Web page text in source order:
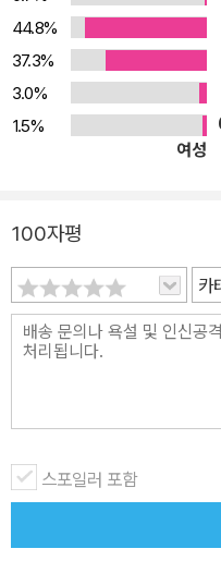
나아갔지만 결국 길을 잃고
쟁이라고만 여겼던 동생의 도
길을 잃고 훌쩍훌쩍 울고 있
고 있는 모습을 보면 잔잔한 감동이 밀려온
럼 지나치게 자신을 드러내고
는 건 피할 수 없는 일이다.
서 스스로 여러 가지를 배우
그 어려움을 극복해 나가기도
를 돕고 의지하며 함께하는 존
기도 하고, 너무 가까이 있어
사라가 자신만 최고라는 생각
서로의 마음을 가장 잘 이해하
보다 약한 사람 앞에서 우쭐
가질 수 있게 될 것이다. ▣ 맑
헹크스는 사람들처럼 옷을 입
44.8%
37.3%
3.0%
1.5%
여성
100자평
카
스포일러 포함